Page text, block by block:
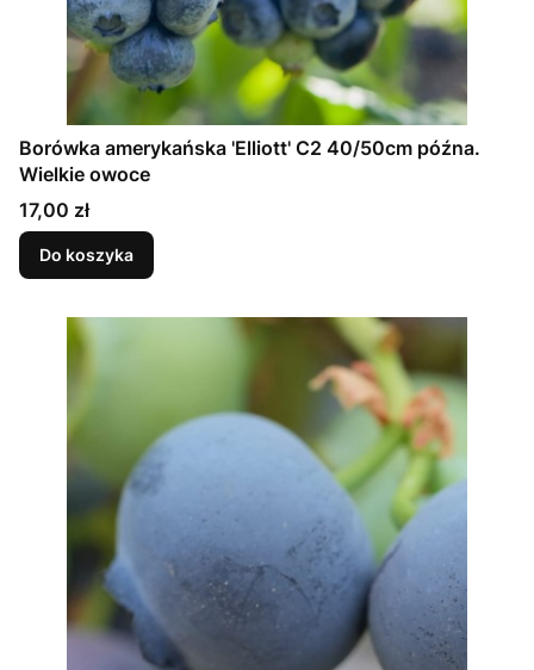
Borówka amerykańska 'Elliott' C2 40/50cm późna.
Wielkie owoce
Cena
17,00 zł
Do koszyka